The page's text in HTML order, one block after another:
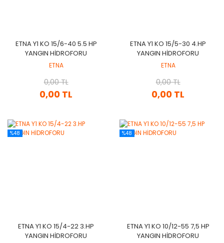
ETNA Y1 KO 15/6-40 5.5 HP
YANGIN HİDROFORU
ETNA
0,00 TL
0,00 TL
ETNA Y1 KO 15/5-30 4.HP
YANGIN HİDROFORU
ETNA
0,00 TL
0,00 TL
%48
ETNA Y1 KO 15/4-22 3.HP
YANGIN HİDROFORU
%48
ETNA Y1 KO 10/12-55 7,5 HP
YANGIN HİDROFORU